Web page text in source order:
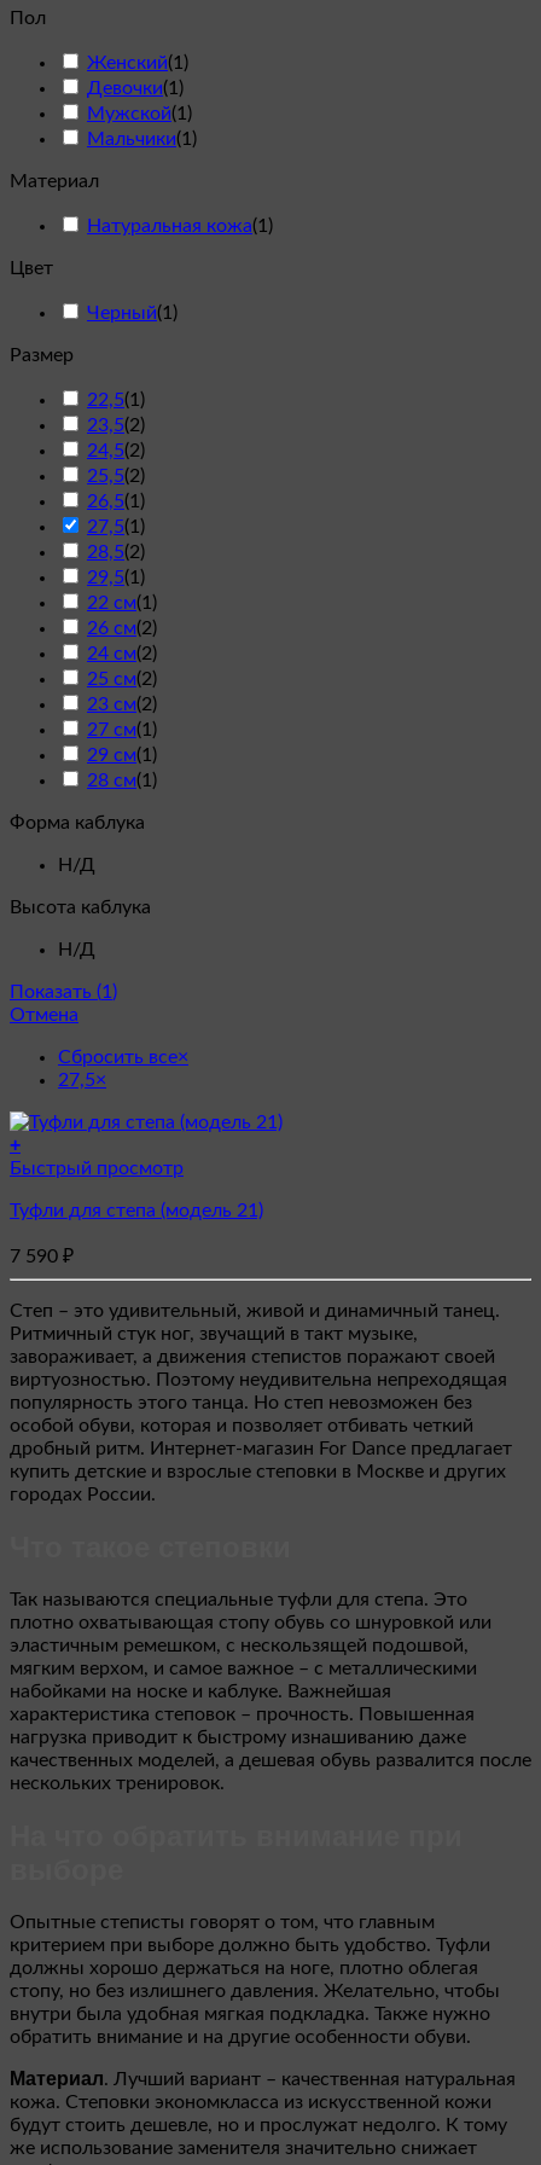
Пол
Женский(1 )
Девочки(1 )
Мужской(1 )
Мальчики(1 )
Материал
Натуральная кожа(1 )
Цвет
Черный(1 )
Размер
22,5(1 )
23,5(2)
24,5(2)
25,5(2)
26,5(1 )
27,5(1 )
28,5(2)
29,5(1 )
22 см(1 )
26 см(2)
24 см(2)
25 см(2)
23 см(2)
27 см(1 )
29 см(1 )
28 см(1 )
Форма каблука
Н/Д
Высота каблука
Н/Д
Показать (1 )
Отмена
Сбросить все×
27,5×
+
Этот
имеет
вариаций.
Опции
можно
выбрать
на
странице
товара.
Быстрый просмотр
Туфли для степа (модель 21)
7 590 ₽
Степ – это удивительный, живой и динамичный танец.
Ритмичный стук ног, звучащий в такт музыке,
завораживает, а движения степистов поражают своей
виртуозностью. Поэтому неудивительна непреходящая
популярность этого танца. Но степ невозможен без
особой обуви, которая и позволяет отбивать четкий
дробный ритм. Интернет-магазин For Dance предлагает
купить детские и взрослые степовки в Москве и других
городах России.
Так называются специальные туфли для степа. Это
плотно охватывающая стопу обувь со шнуровкой или
эластичным ремешком, с нескользящей подошвой,
мягким верхом, и самое важное – с металлическими
набойками на носке и каблуке. Важнейшая
характеристика степовок – прочность. Повышенная
нагрузка приводит к быстрому изнашиванию даже
качественных моделей, а дешевая обувь развалится после
нескольких тренировок.
Опытные степисты говорят о том, что главным
критерием при выборе должно быть удобство. Туфли
должны хорошо держаться на ноге, плотно облегая
стопу, но без излишнего давления. Желательно, чтобы
внутри была удобная мягкая подкладка. Также нужно
обратить внимание и на другие особенности обуви.
Материал. Лучший вариант – качественная натуральная
кожа. Степовки экономкласса из искусственной кожи
будут стоить дешевле, но и прослужат недолго. К тому
же использование заменителя значительно снижает